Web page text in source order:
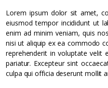
Lorem ipsum dolor sit amet,
eiusmod tempor incididunt ut
enim ad minim veniam, quis
nisi ut aliquip ex ea commodo
reprehenderit in voluptate velit
pariatur. Excepteur sint
culpa qui officia deserunt mollit